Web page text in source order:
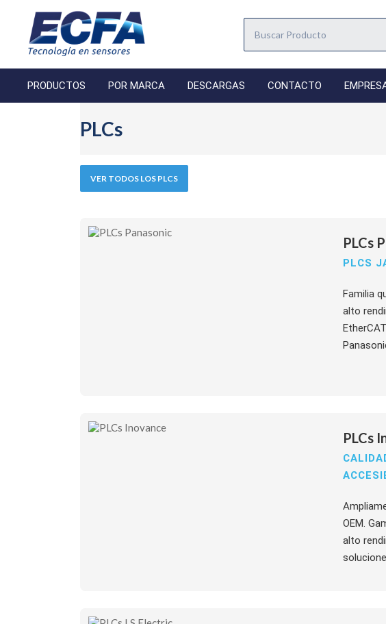
PRODUCTOS POR MARCA DESCARGAS CONTACTO
PLCs
VER TODOS LOS PLCS
PLCs
PLCS
Familia
alto
PLCs
OEM.
alto